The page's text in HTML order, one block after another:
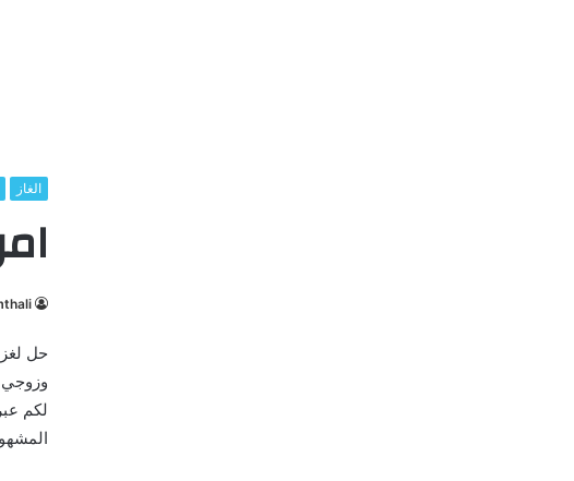
الغاز
حل
وزوجي
لكم